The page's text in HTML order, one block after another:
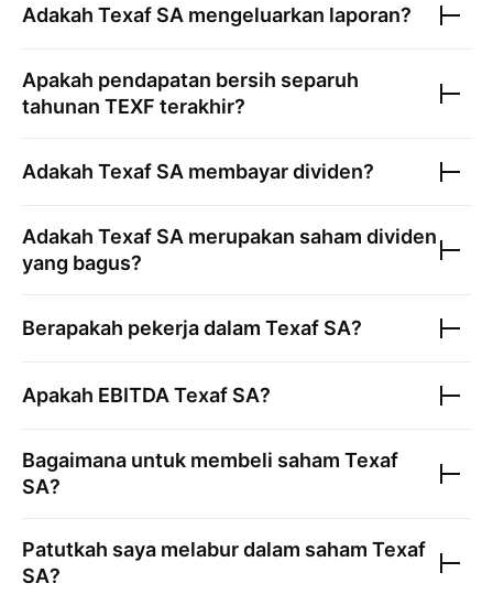
Adakah Texaf SA mengeluarkan laporan?
Apakah pendapatan bersih separuh
tahunan TEXF terakhir?
Adakah Texaf SA membayar dividen?
Adakah Texaf SA merupakan saham dividen
yang bagus?
Berapakah pekerja dalam Texaf SA?
Apakah EBITDA Texaf SA?
Bagaimana untuk membeli saham Texaf
SA?
Patutkah saya melabur dalam saham Texaf
SA?